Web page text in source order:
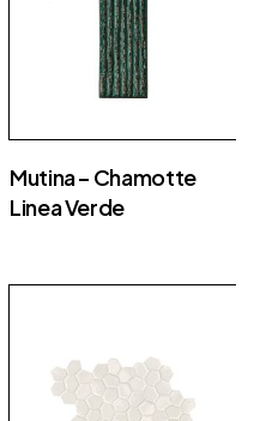
Mutina – Chamotte
Linea Verde